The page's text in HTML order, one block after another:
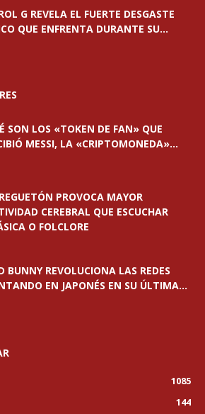
G REVELA EL FUERTE DESGASTE
QUE ENFRENTA DURANTE SU...
SON LOS «TOKEN DE FAN» QUE
MESSI, LA «CRIPTOMONEDA»...
PROVOCA MAYOR
CEREBRAL QUE ESCUCHAR
O FOLCLORE
BUNNY REVOLUCIONA LAS REDES
EN JAPONÉS EN SU ÚLTIMA...
1085
144